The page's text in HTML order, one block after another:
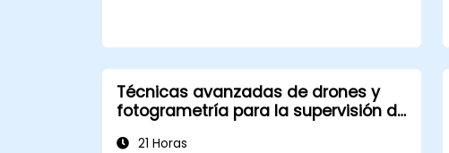
Técnicas avanzadas de drones y
fotogrametría para la supervisión de
21 Horas